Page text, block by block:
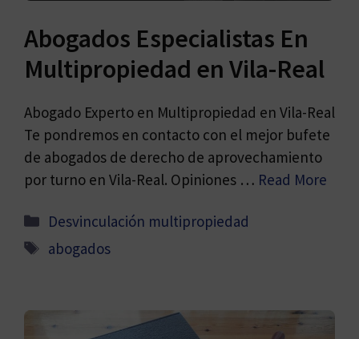
Abogados Especialistas En
Multipropiedad en Vila-Real
Abogado Experto en Multipropiedad en Vila-Real
Te pondremos en contacto con el mejor bufete
de abogados de derecho de aprovechamiento
por turno en Vila-Real. Opiniones … Read More
Categorías
Desvinculación multipropiedad
Etiquetas
abogados